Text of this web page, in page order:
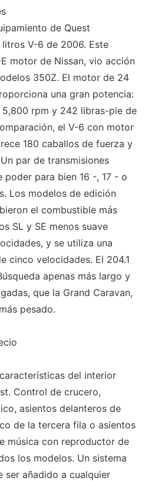
de Quest
V-6 de 2006. Este
motor de Nissan, vio acción
350Z. El motor de 24
una gran potencia:
rpm y 242 libras-pie de
el V-6 con motor
180 caballos de fuerza y
par de transmisiones
poder para bien 16 -, 17 - o
Los modelos de edición
el combustible más
SL y SE menos suave
y se utiliza una
cinco velocidades. El 204.1
apenas más largo y
que la Grand Caravan,
pesado.
del interior
Control de crucero,
asientos delanteros de
de la tercera fila o asientos
música con reproductor de
los modelos. Un sistema
ser añadido a cualquier